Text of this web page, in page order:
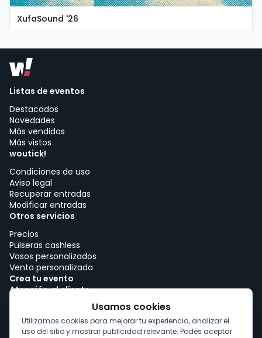
XufaSound '26
Listas de eventos
Destacados
Novedades
Más vendidos
Más vistos
woutick!
Condiciones de uso
Aviso legal
Recuperar entradas
Modificar entradas
Otros servicios
Precios
Pulseras cashless
Vasos personalizados
Venta personalizada
Crea tu evento
Atención al cliente
Consentimiento de cookies
Usamos cookies
Utilizamos cookies para mejorar tu experiencia, analizar el
uso del sitio y mostrar publicidad relevante. Podés aceptar